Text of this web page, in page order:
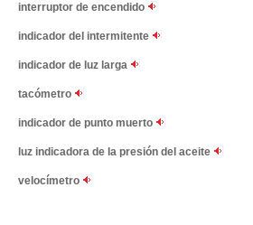
interruptor de encendido
indicador del intermitente
indicador de luz larga
tacómetro
indicador de punto muerto
luz indicadora de la presión del aceite
velocímetro